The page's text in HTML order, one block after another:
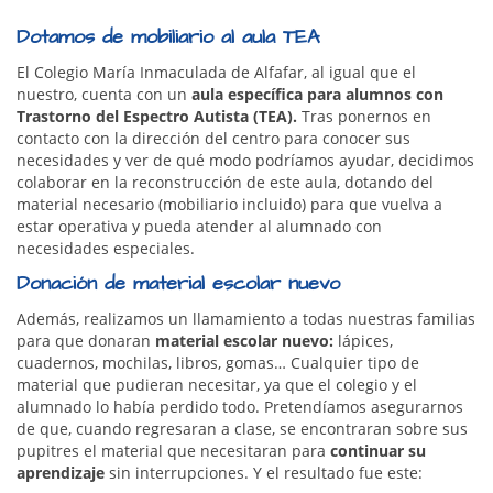
Dotamos de mobiliario al aula TEA
El Colegio María Inmaculada de Alfafar, al igual que el
nuestro, cuenta con un aula específica para alumnos con
Trastorno del Espectro Autista (TEA). Tras ponernos en
contacto con la dirección del centro para conocer sus
necesidades y ver de qué modo podríamos ayudar, decidimos
colaborar en la reconstrucción de este aula, dotando del
material necesario (mobiliario incluido) para que vuelva a
estar operativa y pueda atender al alumnado con
necesidades especiales.
Donación de material escolar nuevo
Además, realizamos un llamamiento a todas nuestras familias
para que donaran material escolar nuevo: lápices,
cuadernos, mochilas, libros, gomas… Cualquier tipo de
material que pudieran necesitar, ya que el colegio y el
alumnado lo había perdido todo. Pretendíamos asegurarnos
de que, cuando regresaran a clase, se encontraran sobre sus
pupitres el material que necesitaran para continuar su
aprendizaje sin interrupciones. Y el resultado fue este: